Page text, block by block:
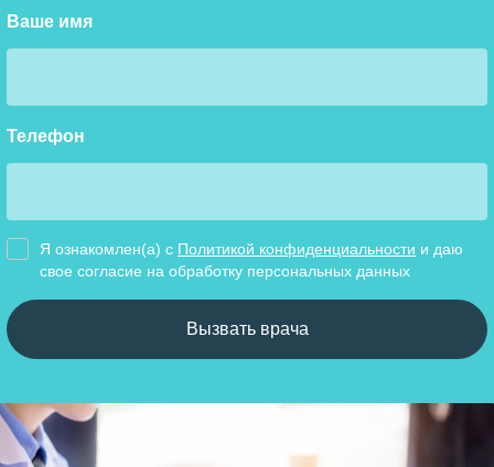
Ваше имя
Телефон
Я ознакомлен(а) с Политикой конфиденциальности и даю
свое cогласие на обработку персональных данных
Вызвать врача